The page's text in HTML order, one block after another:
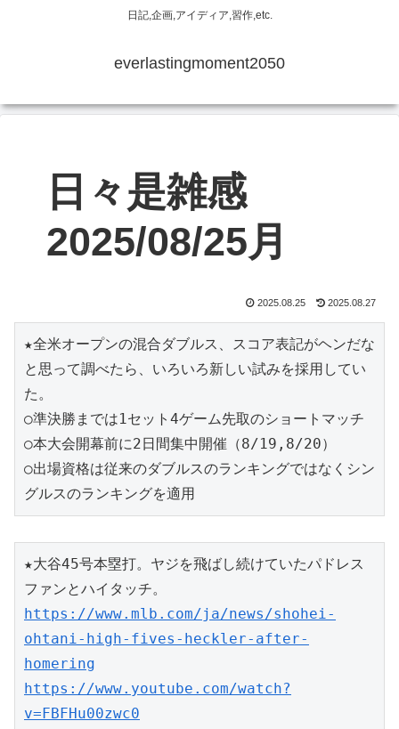
日記,企画,アイディア,習作,etc.
everlastingmoment2050
日々是雑感
2025/08/25月
2025.08.25 2025.08.27
★全米オープンの混合ダブルス、スコア表記がヘンだな
と思って調べたら、いろいろ新しい試みを採用してい
た。
○準決勝までは1セット4ゲーム先取のショートマッチ
○本大会開幕前に2日間集中開催（8/19,8/20）
○出場資格は従来のダブルスのランキングではなくシン
グルスのランキングを適用
★大谷45号本塁打。ヤジを飛ばし続けていたパドレス
ファンとハイタッチ。
https://www.mlb.com/ja/news/shohei-
ohtani-high-fives-heckler-after-
homering
https://www.youtube.com/watch?
v=FBFHu00zwc0